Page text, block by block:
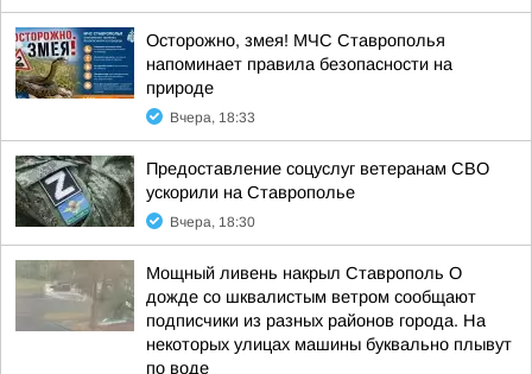
Осторожно, змея! МЧС Ставрополья
напоминает правила безопасности на
природе
Вчера, 18:33
Предоставление соцуслуг ветеранам СВО
ускорили на Ставрополье
Вчера, 18:30
Мощный ливень накрыл Ставрополь О
дожде со шквалистым ветром сообщают
подписчики из разных районов города. На
некоторых улицах машины буквально плывут
по воде